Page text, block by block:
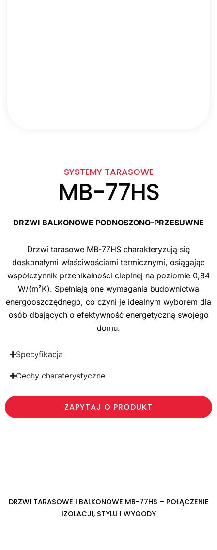
SYSTEMY TARASOWE
MB-77HS
DRZWI BALKONOWE PODNOSZONO-PRZESUWNE
Drzwi tarasowe MB-77HS charakteryzują się
doskonałymi właściwościami termicznymi, osiągając
współczynnik przenikalności cieplnej na poziomie 0,84
W/(m²K). Spełniają one wymagania budownictwa
energooszczędnego, co czyni je idealnym wyborem dla
osób dbających o efektywność energetyczną swojego
domu.
Specyfikacja
Cechy charaterystyczne
ZAPYTAJ O PRODUKT
DRZWI TARASOWE I BALKONOWE MB-77HS – POŁĄCZENIE
IZOLACJI, STYLU I WYGODY